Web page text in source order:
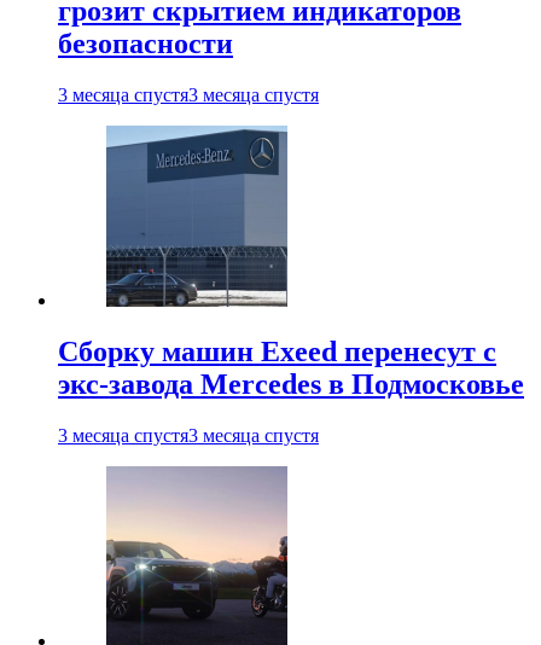
грозит скрытием индикаторов
безопасности
3 месяца спустя3 месяца спустя
Сборку машин Exeed перенесут с
экс-завода Mercedes в Подмосковье
3 месяца спустя3 месяца спустя